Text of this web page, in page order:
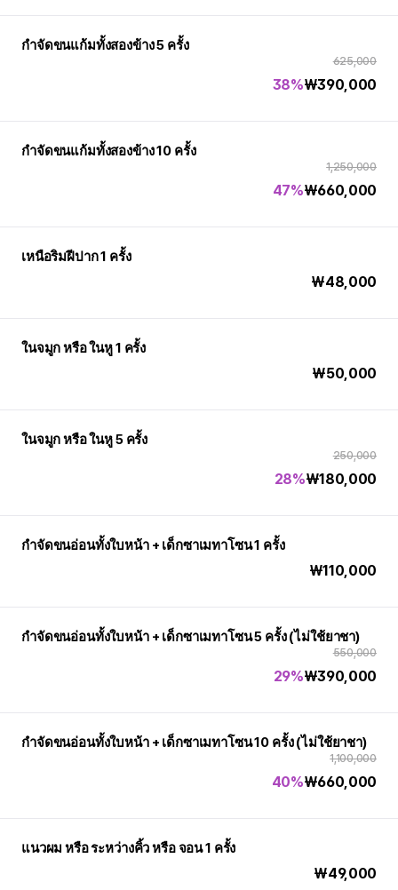
กำจัดขนแก้มทั้งสองข้าง 5 ครั้ง
625,000
₩390,000
38%
กำจัดขนแก้มทั้งสองข้าง 10 ครั้ง
1,250,000
₩660,000
47%
เหนือริมฝีปาก 1 ครั้ง
₩48,000
ในจมูก หรือ ในหู 1 ครั้ง
₩50,000
ในจมูก หรือ ในหู 5 ครั้ง
250,000
₩180,000
28%
กำจัดขนอ่อนทั้งใบหน้า + เด็กซาเมทาโซน 1 ครั้ง
₩110,000
กำจัดขนอ่อนทั้งใบหน้า + เด็กซาเมทาโซน 5 ครั้ง (ไม่ใช้ยาชา)
550,000
₩390,000
29%
กำจัดขนอ่อนทั้งใบหน้า + เด็กซาเมทาโซน 10 ครั้ง (ไม่ใช้ยาชา)
1,100,000
₩660,000
40%
แนวผม หรือ ระหว่างคิ้ว หรือ จอน 1 ครั้ง
₩49,000